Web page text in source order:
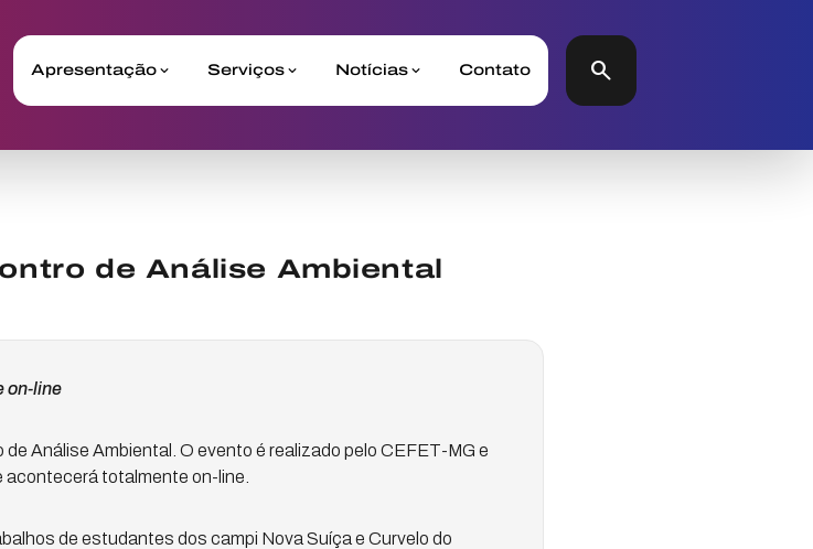
Apresentação Serviços Notícias Contato search
de Análise Ambiental
on-line
Análise Ambiental. O evento é realizado pelo CEFET-MG e
acontecerá totalmente on-line.
de estudantes dos campi Nova Suíça e Curvelo do